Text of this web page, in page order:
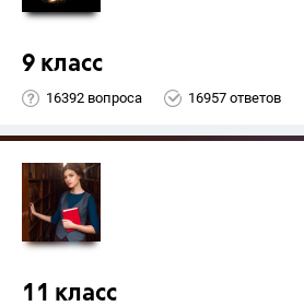
9 класс
16392 вопроса 16957 ответов
11 класс